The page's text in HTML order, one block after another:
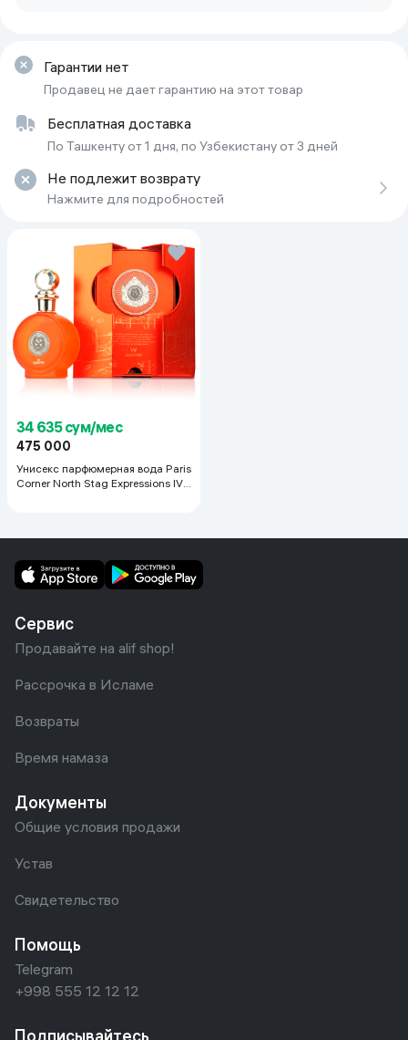
Гарантии нет
Продавец не дает гарантию на этот товар
Бесплатная доставка
По Ташкенту от 1 дня, по Узбекистану от 3 дней
Не подлежит возврату
Нажмите для подробностей
34 635 сум/мес
475 000
Унисекс парфюмерная вода Paris
Corner North Stag Expressions IV
Сервис
Продавайте на alif shop!
Рассрочка в Исламе
Возвраты
Время намаза
Документы
Общие условия продажи
Устав
Свидетельство
Помощь
Telegram
+998 555 12 12 12